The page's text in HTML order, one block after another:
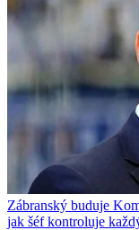
Zábranský buduje
jak šéf kontroluje